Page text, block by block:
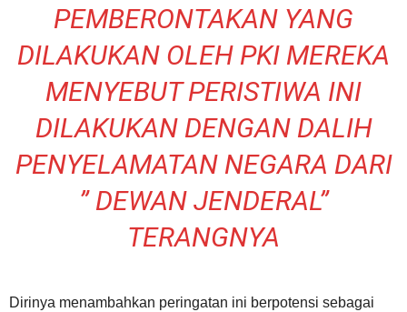
PEMBERONTAKAN YANG
DILAKUKAN OLEH PKI MEREKA
MENYEBUT PERISTIWA INI
DILAKUKAN DENGAN DALIH
PENYELAMATAN NEGARA DARI
” DEWAN JENDERAL”
TERANGNYA
Dirinya menambahkan peringatan ini berpotensi sebagai